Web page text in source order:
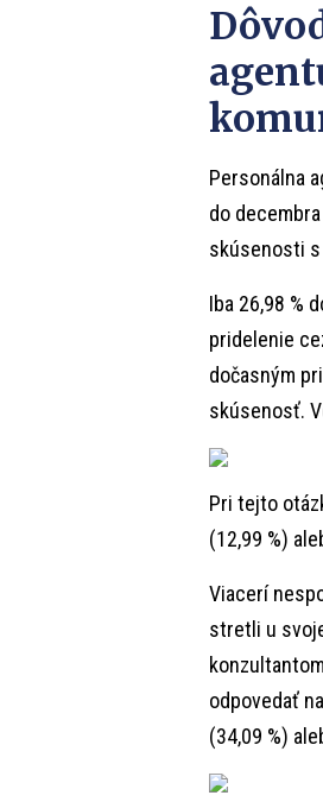
Personálna
do
skúsenosti s
Iba 26,98 %
pridelenie
dočasným
skúsenosť.
Pri tejto
(12,99 %)
Viacerí
stretli u
odpovedať
(34,09 %)